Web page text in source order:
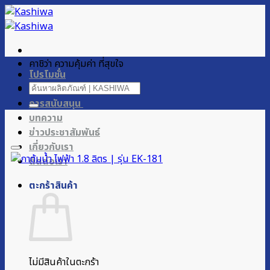
ข้าม
ไป
เนื้อหา
โปรโมชั่น
ผลิตภัณฑ์ของเรา
การสนับสนุน
บทความ
ข่าวประชาสัมพันธ์
เกี่ยวกับเรา
ติดต่อเรา
ตะกร้าสินค้า
ไม่มีสินค้าในตะกร้า
คาชิว่า ความคุ้มค่า ที่สุขใจ
ค้นหา: